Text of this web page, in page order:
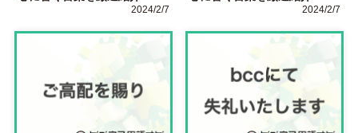
2024/2/7 2024/2/7